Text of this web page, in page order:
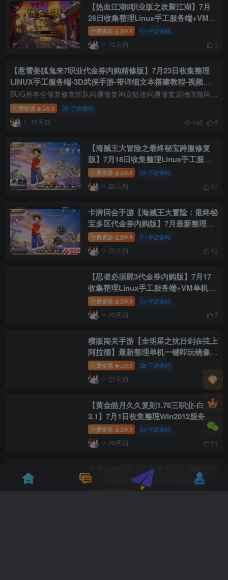
【热血江湖9职业版之欢聚江湖】7月
26日收集整理Linux手工服务端+VM单
机一键镜像端-青春武侠怀旧手游-带详
细文本搭建教程-视频教程-GM管理后
台-安卓苹果双端
付费资源 金豆9.9 手游源码
12天前 2
【惹雪姜狐鬼来7职业代金券内购精修版】7月23日收集整理
LINUX手工服务端-3D武侠手游-带详细文本搭建教程-视频搭
建教程-CDK授权管理后台-安卓苹果双端
BUG基本全修复修复组队问题修复神宠链接问题修复宠物洗髓问题修复青龙升星问题修复群侠会武问题修复热更新闪退问题修复野外BOSS刷新问题修复属性丹无法使用问题修复装备合成奇宝合成问题修复宠...
付费资源 金豆9.9 手游源码
16天前 142 6
【海贼王大冒险之最终秘宝跨服修复
版】7月18日收集整理Linux手工服务
端-卡牌回合手游-详细文本搭建教程-
CDK授权管理后台-安卓苹果双端
付费资源 金豆9.9 手游源码
20天前 10
卡牌回合手游【海贼王大冒险：最终秘
宝多区代金券内购版】7月最新整理
VM一键单机版+Linux手工服务端+管
理后台+CDK授权后台+安卓苹果双端
+视频教程
付费资源 金豆9.9 手游源码
20天前 12
【忍者必須屍3代金券内购版】7月17
收集整理Linux手工服务端+VM单机一
键镜像端-横板动作闯关手游-详细文本
搭建教程-视频教程-CDK授权后台-全
套源码+安卓苹果双端
付费资源 金豆9.9 手游源码
22天前 7
横版闯关手游【全明星之抗日剑在弦上
阿拉德】最新整理单机一键即玩镜像端
+Linux手工服务端+配套表+全功能管
理后台+GM授权后台+安卓苹果双端
付费资源 金豆9.9 手游源码
27天前 2
【黄金皓月久久复刻1.76三职业-白猪
3.1】7月1日收集整理Win2012服务端-
战神引擎传奇手游-详细文本教程-语音
视频教程-GM充值后台-安卓苹果双端
付费资源 金豆9.9 手游源码
28天前 11
卡牌回合手游【口袋新世纪】最新整理
VM一键单机版+Linux手工服务端+管
理后台+GM授权后台+双端+全套源码